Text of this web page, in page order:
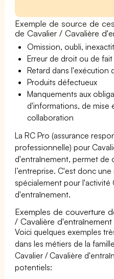
Exemple de source de
de Cavalier / Cavalière
Omission, oubli,
Erreur de droit ou de
Retard dans l'exécution
Produits défectueux
Manquements aux
d'informations, de mise
collaboration
La RC Pro (assurance
professionnelle) pour
d'entraînement, permet de
l’entreprise. C'est donc
spécialement pour l'activité
d'entraînement.
Exemples de couverture
/ Cavalière d'entraînement
Voici quelques exemples
dans les métiers de la
Cavalier / Cavalière
potentiels: